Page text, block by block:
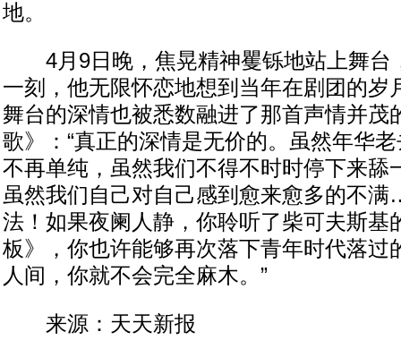
地。
4月9日晚，焦晃精神矍铄地站上舞台
一刻，他无限怀恋地想到当年在剧团的岁
舞台的深情也被悉数融进了那首声情并茂
歌》：“真正的深情是无价的。虽然年华
不再单纯，虽然我们不得不时时停下来舔
虽然我们自己对自己感到愈来愈多的不
法！如果夜阑人静，你聆听了柴可夫斯基
板》，你也许能够再次落下青年时代落过
人间，你就不会完全麻木。”
来源：天天新报